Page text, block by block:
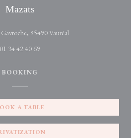
Mazats
95490 Vauréal
01 34 42 40 69
BOOKING
A TABLE